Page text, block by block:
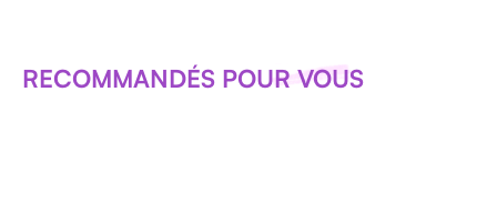
RECOMMANDÉS POUR VOUS